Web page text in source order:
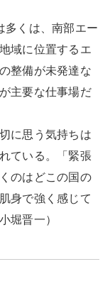
多くは、南部エー
域に位置するエ
整備が未発達な
主要な仕事場だ
に思う気持ちは
ている。「緊張
のはどこの国の
身で強く感じて
堀晋一）